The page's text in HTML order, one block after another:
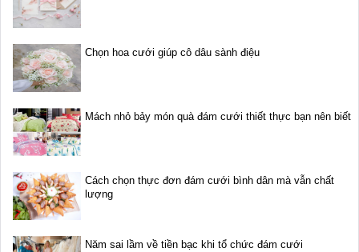
Chọn hoa cưới giúp cô dâu sành điệu
Mách nhỏ bảy món quà đám cưới thiết thực bạn nên biết
Cách chọn thực đơn đám cưới bình dân mà vẫn chất
lượng
Năm sai lầm về tiền bạc khi tổ chức đám cưới